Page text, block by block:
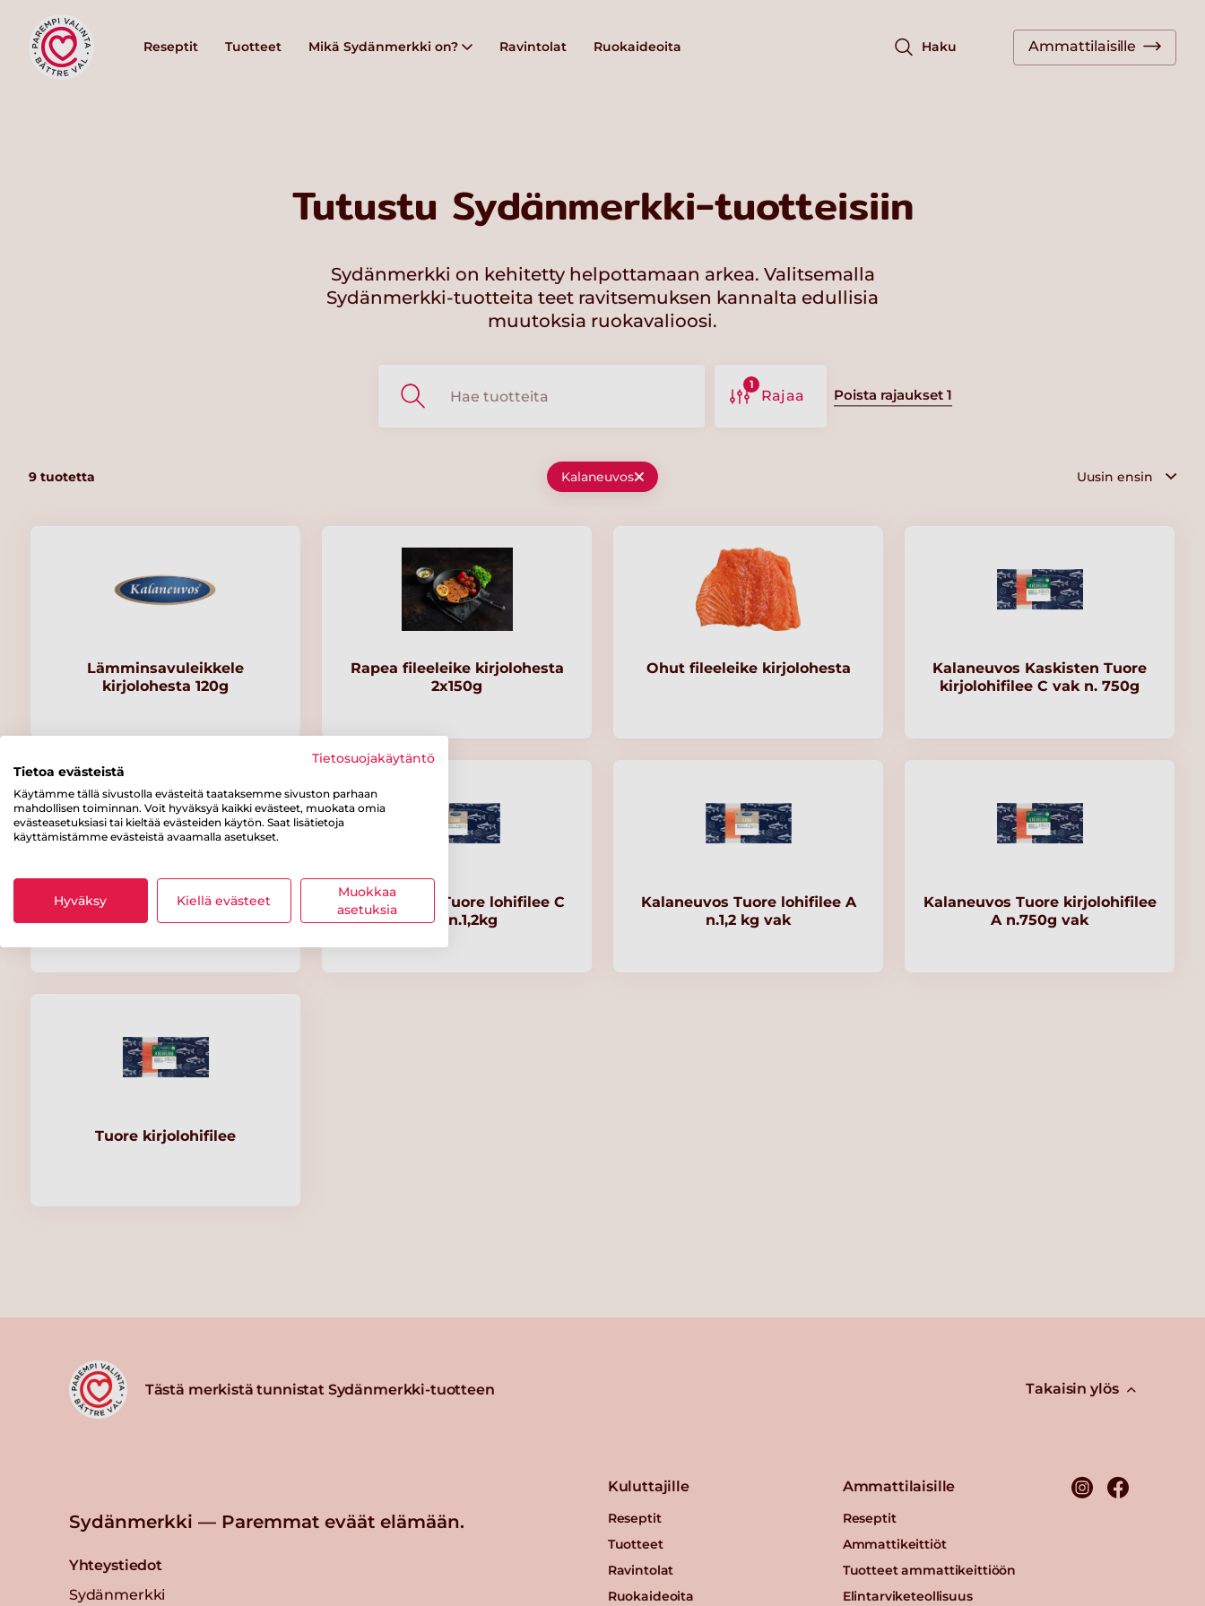
Reseptit Tuotteet Mikä Sydänmerkki on? Ravintolat Ruokaideoita Haku Ammattilaisille
Tutustu Sydänmerkki-tuotteisiin
Sydänmerkki on kehitetty helpottamaan arkea. Valitsemalla
Sydänmerkki-tuotteita teet ravitsemuksen kannalta edullisia
muutoksia ruokavalioosi.
1
Rajaa Poista rajaukset 1
9 tuotetta Kalaneuvos
Lämminsavuleikkele
kirjolohesta 120g
Rapea fileeleike kirjolohesta
2x150g
Ohut fileeleike kirjolohesta
Kalaneuvos Kaskisten Tuore
kirjolohifilee C vak n. 750g
Kalaneuvos Tuore lohifilee A
vak n.1 kg
Kalaneuvos Tuore lohifilee C
vak n.1,2kg
Kalaneuvos Tuore lohifilee A
n.1,2 kg vak
Kalaneuvos Tuore kirjolohifilee
A n.750g vak
Tuore kirjolohifilee
Tästä merkistä tunnistat Sydänmerkki-tuotteen Takaisin ylös
Sydänmerkki — Paremmat eväät elämään.
Yhteystiedot
Sydänmerkki
Kuluttajille
Reseptit
Tuotteet
Ravintolat
Ruokaideoita
Ammattilaisille
Reseptit
Ammattikeittiöt
Tuotteet ammattikeittiöön
Elintarviketeollisuus
Tietosuojakäytäntö
Tietoa evästeistä
Käytämme tällä sivustolla evästeitä taataksemme sivuston parhaan
mahdollisen toiminnan. Voit hyväksyä kaikki evästeet, muokata omia
evästeasetuksiasi tai kieltää evästeiden käytön. Saat lisätietoja
käyttämistämme evästeistä avaamalla asetukset.
Hyväksy Kiellä evästeet
Muokkaa
asetuksia